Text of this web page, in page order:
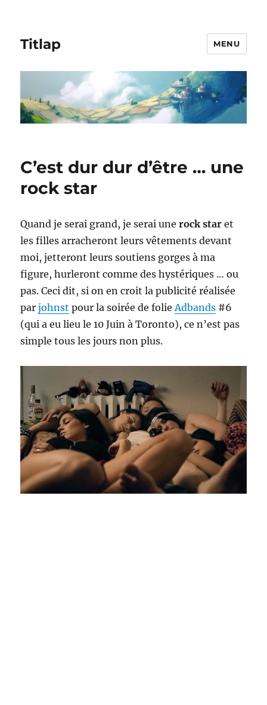
Titlap MENU
C’est dur dur d’être … une
rock star
Quand je serai grand, je serai unerock star et
les filles arracheront leurs vêtements devant
moi, jetteront leurs soutiens gorges à ma
figure, hurleront comme des hystériques … ou
pas. Ceci dit, si on en croit la publicité réalisée
parjohnst pour la soirée de folieAdbands #6
(qui a eu lieu le 10 Juin à Toronto), ce n’est pas
simple tous les jours non plus.